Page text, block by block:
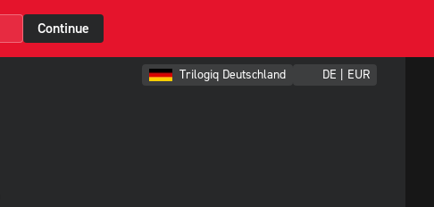
Continue
Trilogiq Deutschland DE | EUR